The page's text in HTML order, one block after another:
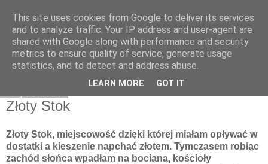
Moje miejsce
Złoty Stok
Złoty Stok, miejscowość dzięki której miałam opływać w
dostatki a kieszenie napchać złotem. Tymczasem robiąc
zachód słońca wpadłam na bociana, kościoły
This site uses cookies from Google to deliver its services
and to analyze traffic. Your IP address and user-agent are
shared with Google along with performance and security
metrics to ensure quality of service, generate usage
statistics, and to detect and address abuse.
LEARN MORE GOT IT